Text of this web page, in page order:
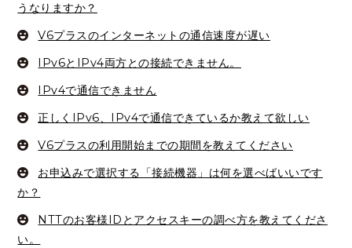
うなりますか？
V6プラスのインターネットの通信速度が遅い
IPv6とIPv4両方との接続できません。
IPv4で通信できません
正しくIPv6、IPv4で通信できているか教えて欲しい
V6プラスの利用開始までの期間を教えてください
お申込みで選択する「接続機器」は何を選べばいいです
か？
NTTのお客様IDとアクセスキーの調べ方を教えてくださ
い。